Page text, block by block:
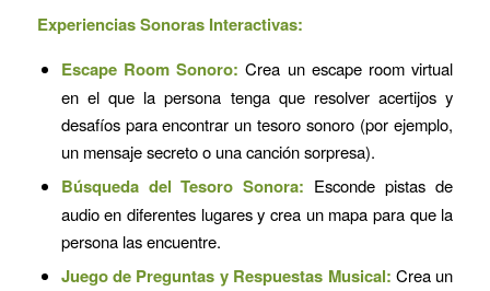
Experiencias Sonoras Interactivas:
Escape Room Sonoro: Crea un escape room virtual
en el que la persona tenga que resolver acertijos y
desafíos para encontrar un tesoro sonoro (por ejemplo,
un mensaje secreto o una canción sorpresa).
Búsqueda del Tesoro Sonora: Esconde pistas de
audio en diferentes lugares y crea un mapa para que la
persona las encuentre.
Juego de Preguntas y Respuestas Musical: Crea un